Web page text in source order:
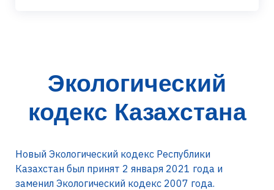
Экологический
кодекс Казахстана
Новый Экологический кодекс Республики
Казахстан был принят 2 января 2021 года и
заменил Экологический кодекс 2007 года.